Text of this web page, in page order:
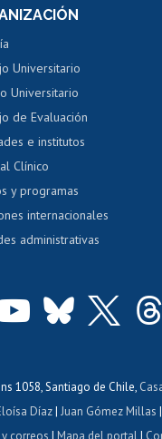
Perfeccionamiento
Evaluación docente
Calificación académica
Postulación al AUCAI
Tarjeta TUI
Universitario
Universitario
de Evaluación
e institutos
Clínico
y programas
internacionales
administrativas
1058, Santiago de Chile,
Díaz| Juan Gómez Millas |
correos |Mapa del portal |